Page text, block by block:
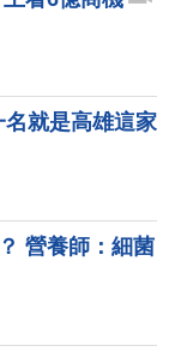
就是高雄這家
營養師：細菌